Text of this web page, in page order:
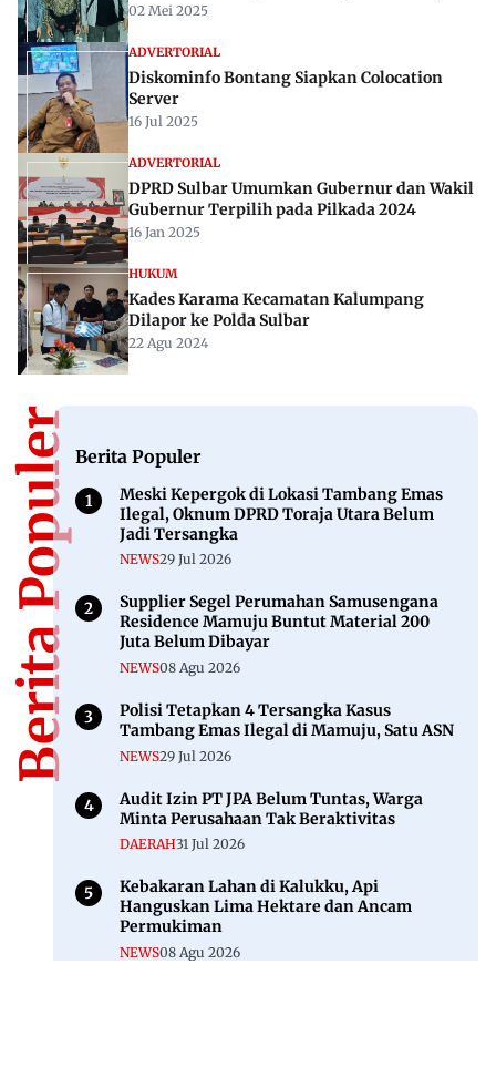
02 Mei 2025
ADVERTORIAL
Diskominfo Bontang Siapkan Colocation
Server
16 Jul 2025
ADVERTORIAL
DPRD Sulbar Umumkan Gubernur dan Wakil
Gubernur Terpilih pada Pilkada 2024
16 Jan 2025
HUKUM
Kades Karama Kecamatan Kalumpang
Dilapor ke Polda Sulbar
22 Agu 2024
Berita PopulerBerita Populer
Meski Kepergok di Lokasi Tambang Emas
Ilegal, Oknum DPRD Toraja Utara Belum
Jadi Tersangka
NEWS29 Jul 2026
Supplier Segel Perumahan Samusengana
Residence Mamuju Buntut Material 200
Juta Belum Dibayar
NEWS08 Agu 2026
Polisi Tetapkan 4 Tersangka Kasus
Tambang Emas Ilegal di Mamuju, Satu ASN
NEWS29 Jul 2026
Audit Izin PT JPA Belum Tuntas, Warga
Minta Perusahaan Tak Beraktivitas
DAERAH31 Jul 2026
Kebakaran Lahan di Kalukku, Api
Hanguskan Lima Hektare dan Ancam
Permukiman
NEWS08 Agu 2026